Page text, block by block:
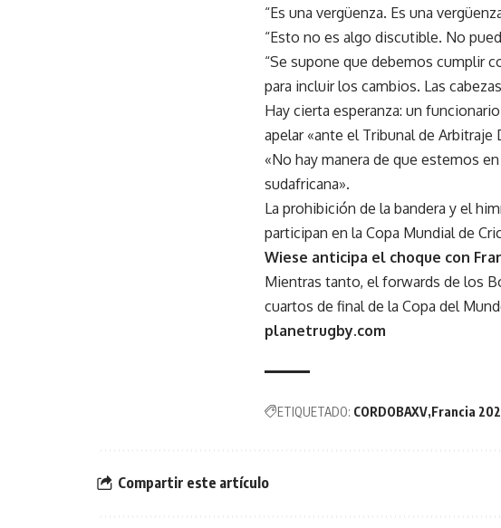
“Es una vergüenza. Es una
“Esto no es algo discutible. No
“Se supone que debemos cumplir
para incluir los cambios. Las
Hay cierta esperanza: un
apelar «ante el Tribunal de Arbitraje
«No hay manera de que estemos
sudafricana».
La prohibición de la bandera y el
participan en la Copa Mundial de
Wiese anticipa el choque con
Mientras tanto, el forwards de los
cuartos de final de la Copa del
planetrugby.com
ETIQUETADO: CORDOBAXV Francia
Compartir este artículo